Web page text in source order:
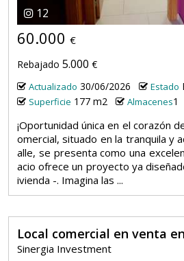
12
60.000 €
Rebajado 5.000 €
Actualizado 30/06/2026 Estado
Superficie 177 m2 Almacenes1
¡Oportunidad única en el corazón
omercial, situado en la tranquila y
alle, se presenta como una
acio ofrece un proyecto ya
ivienda -. Imagina las ...
Local comercial en venta
Sinergia Investment